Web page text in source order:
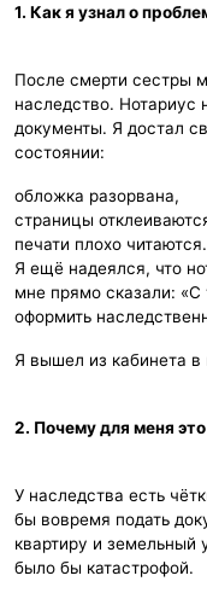
1. Как я узнал о
После смерти сестры
наследство. Нотариус
документы. Я достал
состоянии:
обложка разорвана,
страницы
печати плохо читаются.
Я ещё надеялся, что
мне прямо сказали:
оформить
Я вышел из кабинета в
2. Почему для меня
У наследства есть
бы вовремя подать
квартиру и земельный
было бы катастрофой.